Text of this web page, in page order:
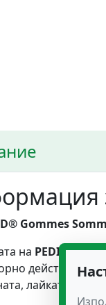
Gommes
на PEDIAKID®
действие за
лайката и